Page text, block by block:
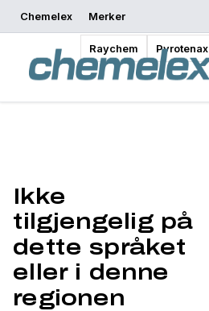
Chemelex Merker
Raychem Pyrotenax
Ikke
tilgjengelig på
dette språket
eller i denne
regionen